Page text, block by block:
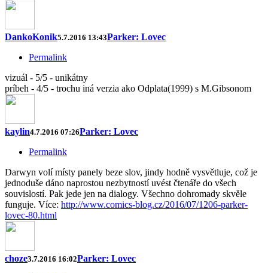
DankoKonik5.7.2016 13:43Parker: Lovec
Permalink
vizuál - 5/5 - unikátny
príbeh - 4/5 - trochu iná verzia ako Odplata(1999) s M.Gibsonom
kaylin4.7.2016 07:26Parker: Lovec
Permalink
Darwyn volí místy panely beze slov, jindy hodně vysvětluje, což je
jednoduše dáno naprostou nezbytností uvést čtenáře do všech
souvislostí. Pak jede jen na dialogy. Všechno dohromady skvěle
funguje. Více: http://www.comics-blog.cz/2016/07/1206-parker-
lovec-80.html
choze3.7.2016 16:02Parker: Lovec